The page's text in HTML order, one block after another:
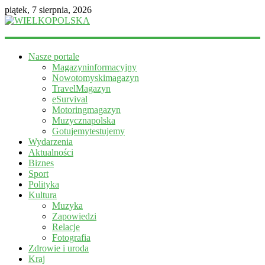
piątek, 7 sierpnia, 2026
WIELKOPOLSKA
informacyjny
Nasze portale
Magazyninformacyjny
Nowotomyskimagazyn
TravelMagazyn
eSurvival
Motoringmagazyn
Muzycznapolska
Gotujemytestujemy
Wydarzenia
Aktualności
Biznes
Sport
Polityka
Kultura
Muzyka
Zapowiedzi
Relacje
Fotografia
Zdrowie i uroda
Kraj